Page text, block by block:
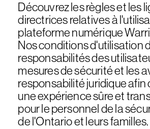
Découvrez les règles et les
directrices relatives à
plateforme numérique
Nos conditions d'utilisation
responsabilités des
mesures de sécurité et les
responsabilité juridique afin
une expérience sûre et
pour le personnel de la
de l'Ontario et leurs familles.